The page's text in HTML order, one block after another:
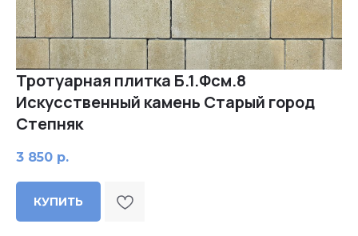
Тротуарная плитка Б.1.Фсм.8
Искусственный камень Старый город
Степняк
3 850 р.
КУПИТЬ